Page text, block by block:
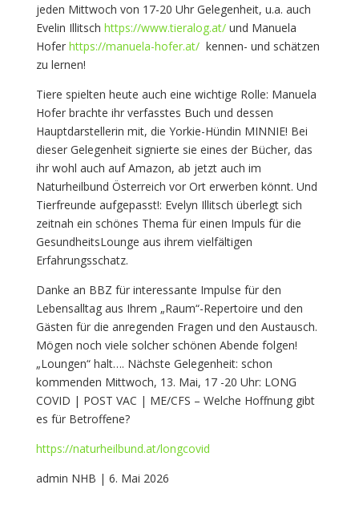
jeden Mittwoch von 17-20 Uhr Gelegenheit, u.a. auch
Evelin Illitsch https://www.tieralog.at/und Manuela
Hofer https://manuela-hofer.at/kennen- und schätzen
zu lernen!
Tiere spielten heute auch eine wichtige Rolle: Manuela
Hofer brachte ihr verfasstes Buch und dessen
Hauptdarstellerin mit, die Yorkie-Hündin MINNIE! Bei
dieser Gelegenheit signierte sie eines der Bücher, das
ihr wohl auch auf Amazon, ab jetzt auch im
Naturheilbund Österreich vor Ort erwerben könnt. Und
Tierfreunde aufgepasst!: Evelyn Illitsch überlegt sich
zeitnah ein schönes Thema für einen Impuls für die
GesundheitsLounge aus ihrem vielfältigen
Erfahrungsschatz.
Danke an BBZ für interessante Impulse für den
Lebensalltag aus Ihrem „Raum“-Repertoire und den
Gästen für die anregenden Fragen und den Austausch.
Mögen noch viele solcher schönen Abende folgen!
„Loungen“ halt…. Nächste Gelegenheit: schon
kommenden Mittwoch, 13. Mai, 17 -20 Uhr: LONG
COVID | POST VAC | ME/CFS – Welche Hoffnung gibt
es für Betroffene?
https://naturheilbund.at/longcovid
admin NHB | 6. Mai 2026